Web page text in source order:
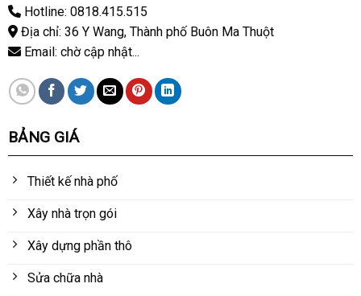
Hotline: 0818.415.515
Địa chỉ: 36 Y Wang, Thành phố Buôn Ma Thuột
Email: chờ cập nhật...
BẢNG GIÁ
Thiết kế nhà phố
Xây nhà trọn gói
Xây dựng phần thô
Sửa chữa nhà